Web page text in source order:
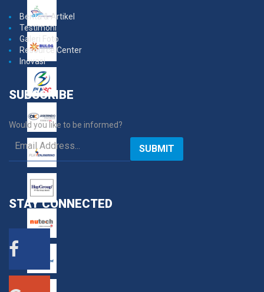
Berita & Artikel
Testimoni
Galeri Foto
Resource Center
Inovasi
SUBSCRIBE
Would you like to be informed?
SUBMIT
STAYCONNECTED